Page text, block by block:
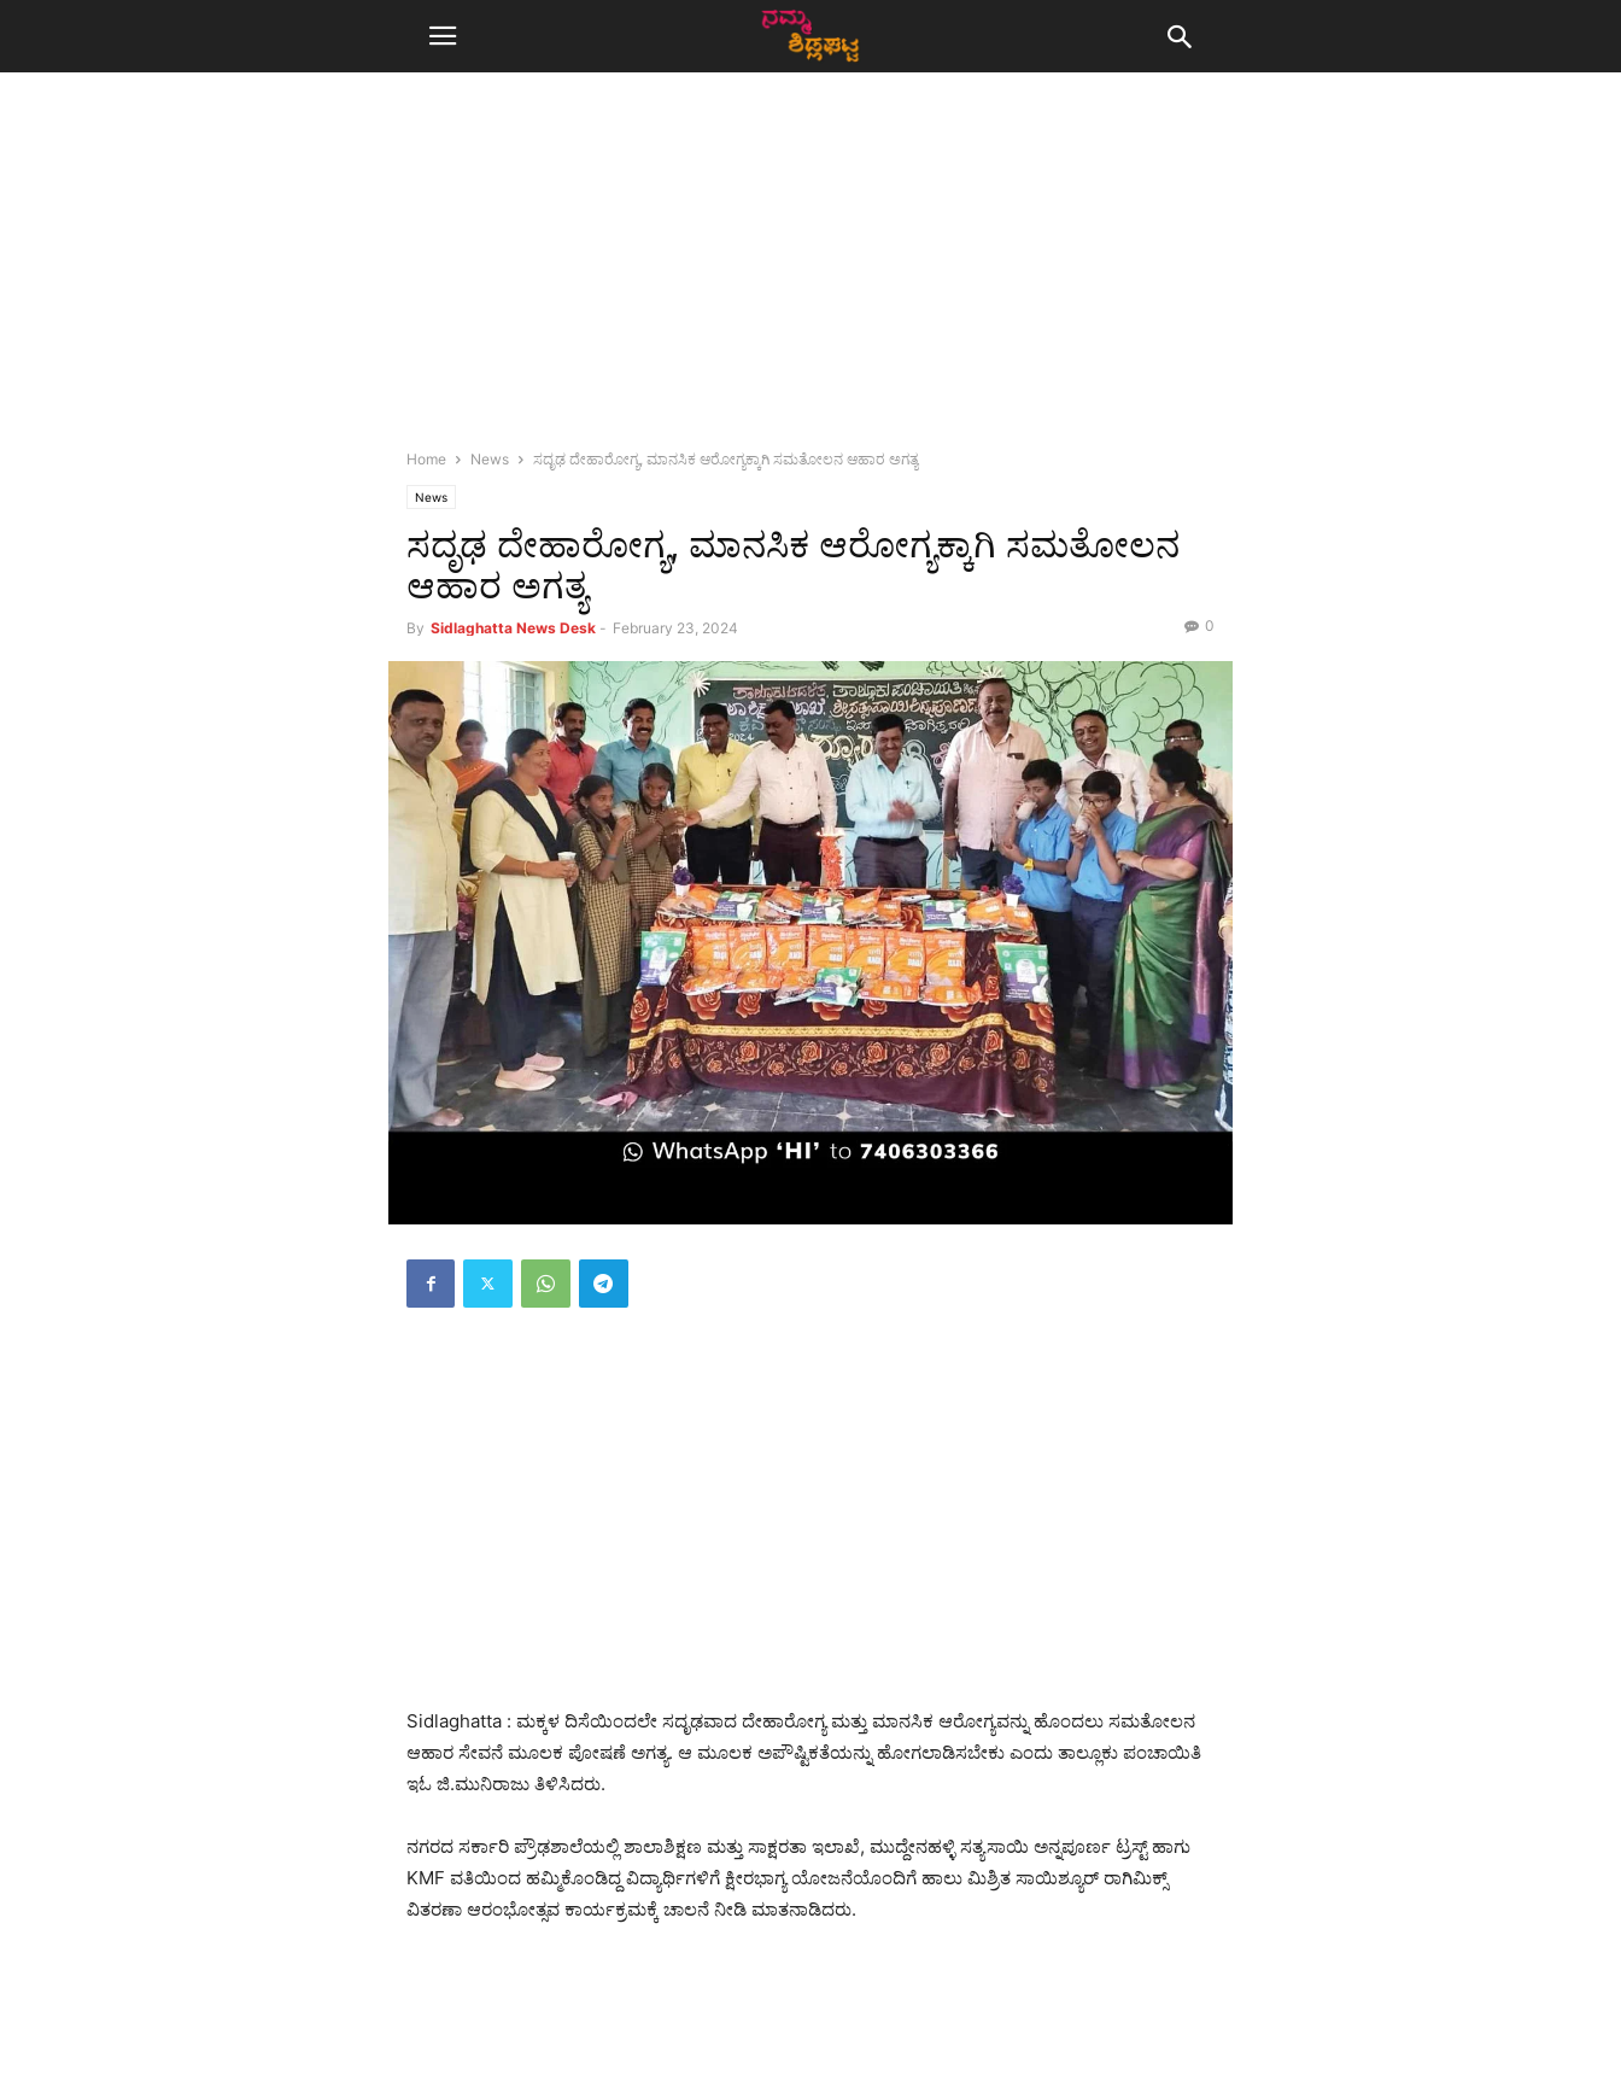
Home News ಸದೃಢ ದೇಹಾರೋಗ್ಯ, ಮಾನಸಿಕ ಆರೋಗ್ಯಕ್ಕಾಗಿ ಸಮತೋಲನ ಆಹಾರ ಅಗತ್ಯ
News
ಸದೃಢ ದೇಹಾರೋಗ್ಯ, ಮಾನಸಿಕ ಆರೋಗ್ಯಕ್ಕಾಗಿ ಸಮತೋಲನ
ಆಹಾರ ಅಗತ್ಯ
By Sidlaghatta News Desk - February 23, 2024 0
Sidlaghatta : ಮಕ್ಕಳ ದಿಸೆಯಿಂದಲೇ ಸದೃಢವಾದ ದೇಹಾರೋಗ್ಯ ಮತ್ತು ಮಾನಸಿಕ ಆರೋಗ್ಯವನ್ನು ಹೊಂದಲು ಸಮತೋಲನ
ಆಹಾರ ಸೇವನೆ ಮೂಲಕ ಪೋಷಣೆ ಅಗತ್ಯ. ಆ ಮೂಲಕ ಅಪೌಷ್ಟಿಕತೆಯನ್ನು ಹೋಗಲಾಡಿಸಬೇಕು ಎಂದು ತಾಲ್ಲೂಕು ಪಂಚಾಯಿತಿ
ಇಓ ಜಿ.ಮುನಿರಾಜು ತಿಳಿಸಿದರು.
ನಗರದ ಸರ್ಕಾರಿ ಪ್ರೌಢಶಾಲೆಯಲ್ಲಿ ಶಾಲಾಶಿಕ್ಷಣ ಮತ್ತು ಸಾಕ್ಷರತಾ ಇಲಾಖೆ, ಮುದ್ದೇನಹಳ್ಳಿ ಸತ್ಯಸಾಯಿ ಅನ್ನಪೂರ್ಣ ಟ್ರಸ್ಟ್ ಹಾಗು
KMF ವತಿಯಿಂದ ಹಮ್ಮಿಕೊಂಡಿದ್ದ ವಿದ್ಯಾರ್ಥಿಗಳಿಗೆ ಕ್ಷೀರಭಾಗ್ಯ ಯೋಜನೆಯೊಂದಿಗೆ ಹಾಲು ಮಿಶ್ರಿತ ಸಾಯಿಶ್ಯೂರ್ ರಾಗಿಮಿಕ್ಸ್
ವಿತರಣಾ ಆರಂಭೋತ್ಸವ ಕಾರ್ಯಕ್ರಮಕ್ಕೆ ಚಾಲನೆ ನೀಡಿ ಮಾತನಾಡಿದರು.